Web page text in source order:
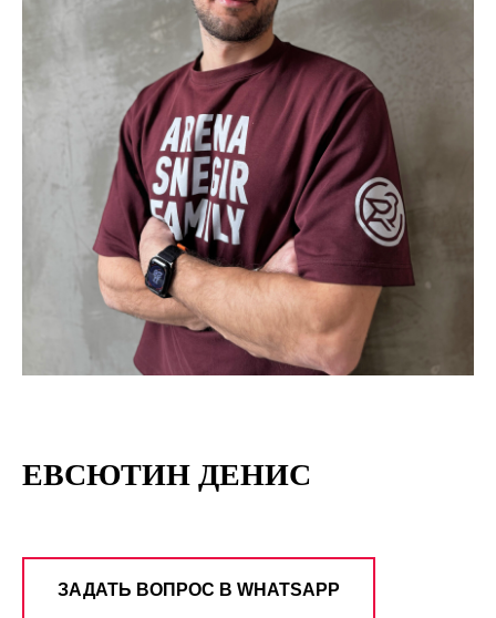
ЕВСЮТИН ДЕНИС
ЗАДАТЬ ВОПРОС В WHATSAPP